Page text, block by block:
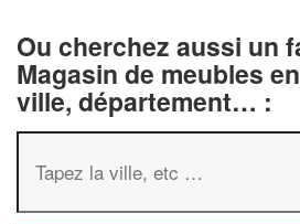
Ou cherchez aussi un
Magasin de meubles
ville, département… :